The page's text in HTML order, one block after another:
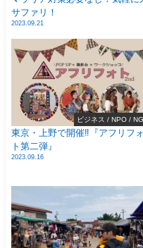
サファリ！
2023.09.21
ビジネス / NPO /
東京・上野で開催‼️『アフリフォ
ト第二弾』
2023.09.16